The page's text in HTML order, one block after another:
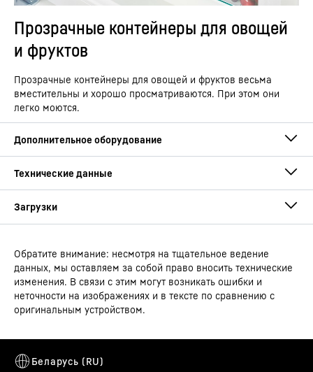
Прозрачные контейнеры для овощей
и фруктов
Прозрачные контейнеры для овощей и фруктов весьма
вместительны и хорошо просматриваются. При этом они
легко моются.
Перенавешиваемые дверные петли
Тип устройства
Холодильник-морозильник с
функцией SmartFrost
Сбытовый номер артикула
Руководство по эксплуатации
Габаритный чертеж
Обратите внимание: несмотря на тщательное ведение
данных, мы оставляем за собой право вносить технические
изменения. В связи с этим могут возникать ошибки и
неточности на изображениях и в тексте по сравнению с
оригинальным устройством.